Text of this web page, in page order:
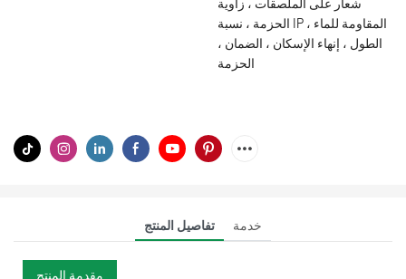
شعار على الملصقات ، زاوية
الحزمة ، نسبة IP المقاومة للماء ،
الطول ، إنهاء الإسكان ، الضمان ،
الحزمة
تفاصيل المنتج خدمة
مقدمة المنتج